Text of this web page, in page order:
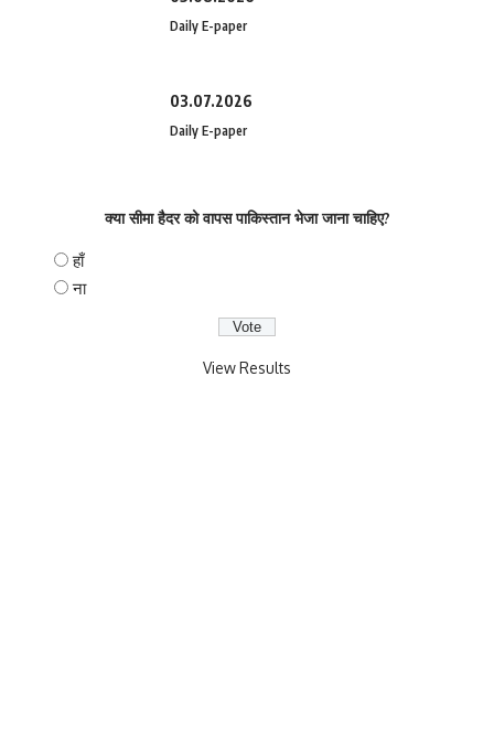
Daily E-paper
03.07.2026
Daily E-paper
क्या सीमा हैदर को वापस पाकिस्तान भेजा जाना चाहिए?
हाँ
ना
View Results